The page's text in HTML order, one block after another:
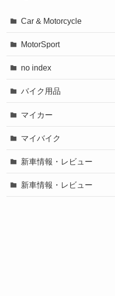
Car & Motorcycle
MotorSport
no index
バイク用品
マイカー
マイバイク
新車情報・レビュー
新車情報・レビュー